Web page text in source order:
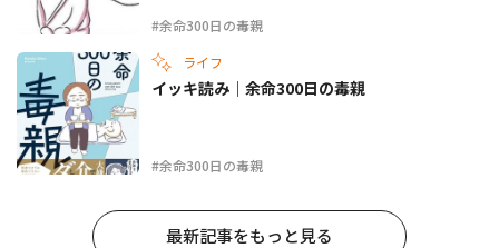
#余命300日の毒親
ライフ
#余命300日の毒親
イッキ読み｜余命300日の毒親
最新記事をもっと見る